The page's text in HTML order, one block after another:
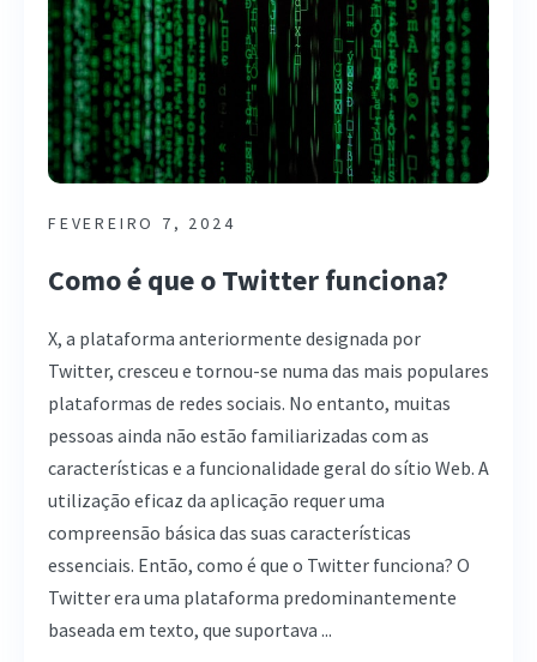
FEVEREIRO 7, 2024
Como é que o Twitter funciona?
X, a plataforma anteriormente designada por
Twitter, cresceu e tornou-se numa das mais populares
plataformas de redes sociais. No entanto, muitas
pessoas ainda não estão familiarizadas com as
características e a funcionalidade geral do sítio Web. A
utilização eficaz da aplicação requer uma
compreensão básica das suas características
essenciais. Então, como é que o Twitter funciona? O
Twitter era uma plataforma predominantemente
baseada em texto, que suportava ...